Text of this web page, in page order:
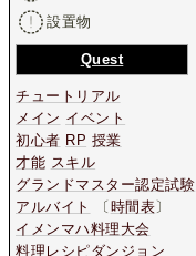
設置物
Quest
チュートリアル
メイン イベント
初心者 RP 授業
才能 スキル
グランドマスター認定試験
アルバイト
〔時間表〕
イメンマハ料理大会
料理レシピダンジョン